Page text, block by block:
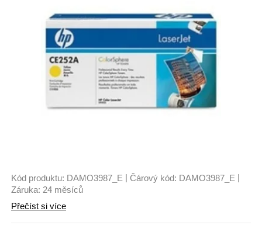
Kód produktu: DAMO3987_E Čárový kód: DAMO3987_E
Záruka: 24 měsíců
Přečíst si více